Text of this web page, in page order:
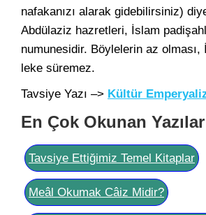
nafakanızı alarak gidebilirsiniz)
Abdülaziz hazretleri, İslam
numunesidir. Böylelerin az
leke süremez.
Tavsiye Yazı –> Kültür
En Çok Okunan Yazılar
Tavsiye Ettiğimiz Temel Kitaplar
Meâl Okumak Câiz Midir?